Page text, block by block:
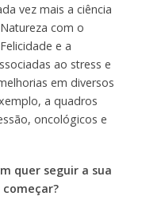
vez mais a ciência
com o
e a
ao stress e
em diversos
a quadros
oncológicos e
quer seguir a sua